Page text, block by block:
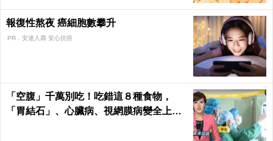
報復性熬夜 癌細胞數攀升
PR．安達人壽 安心抗癌
「空腹」千萬別吃！吃錯這８種食物，
「胃結石」、心臟病、視網膜病變全上身